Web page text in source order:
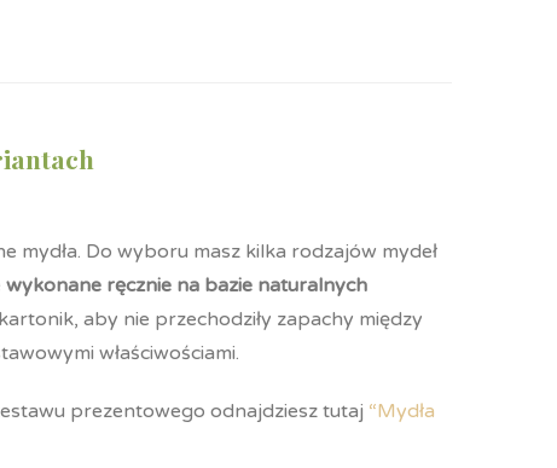
mydła. Do wyboru masz kilka rodzajów mydeł
wykonane ręcznie na bazie naturalnych
aby nie przechodziły zapachy między
właściwościami.
prezentowego odnajdziesz tutaj “Mydła